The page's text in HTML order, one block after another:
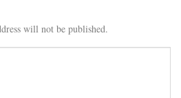
will not be published.